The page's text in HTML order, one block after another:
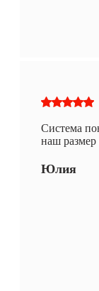
Система
наш размер
Юлия